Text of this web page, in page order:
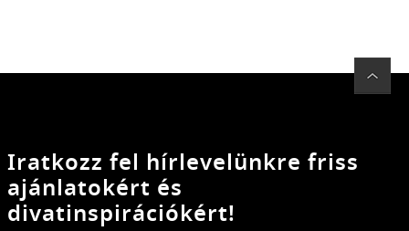
Iratkozz fel hírlevelünkre friss
ajánlatokért és
divatinspirációkért!